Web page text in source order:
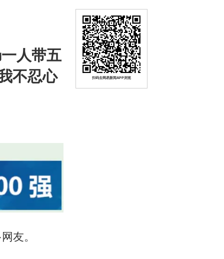
人带五
不忍心
友。
扫码去网易新闻APP浏览